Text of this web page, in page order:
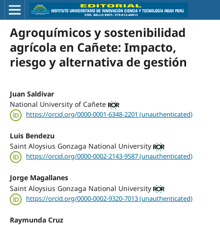
Agroquímicos y sostenibilidad
agrícola en Cañete: Impacto,
riesgo y alternativa de gestión
Juan Saldivar
National University of Cañete
https://orcid.org/0000-0001-6348-2201 (unauthenticated)
Luis Bendezu
Saint Aloysius Gonzaga National University
https://orcid.org/0000-0002-2143-9587 (unauthenticated)
Jorge Magallanes
Saint Aloysius Gonzaga National University
https://orcid.org/0000-0002-9320-7013 (unauthenticated)
Raymunda Cruz